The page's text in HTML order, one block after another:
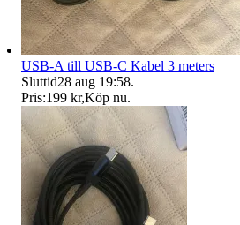
USB-A till USB-C Kabel 3 meters
Sluttid28 aug 19:58.
Pris:199 kr,Köp nu.